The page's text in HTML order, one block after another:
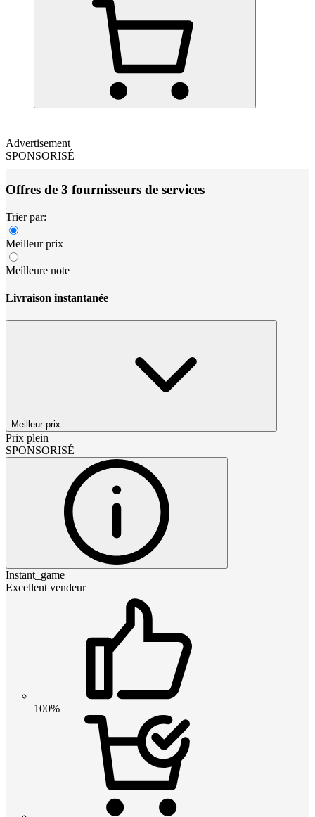
Advertisement
SPONSORISÉ
Offres de 3 fournisseurs de services
Trier par:
Meilleur prix
Meilleure note
Livraison instantanée
Meilleur prix
Prix plein
SPONSORISÉ
Instant_game
Excellent vendeur
100%